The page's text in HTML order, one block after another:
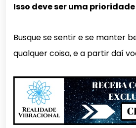
Isso deve ser uma
Busque se sentir e se manter
qualquer coisa, e a partir daí